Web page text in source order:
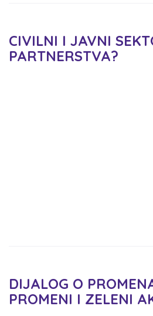
CIVILNI I JAVNI
PARTNERSTVA?
DIJALOG O
PROMENI I ZELENI